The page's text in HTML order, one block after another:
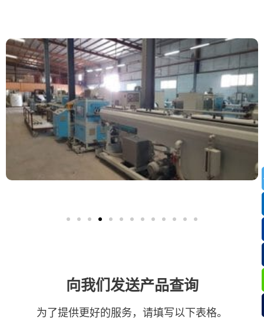
向我们发送产品查询
为了提供更好的服务，请填写以下表格。